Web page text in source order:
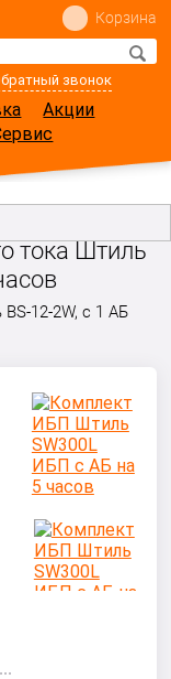
звонок
Корзина
Акции
тока Штиль
12-2W, с 1 АБ